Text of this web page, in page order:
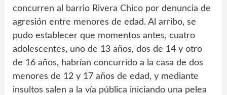
concurren al barrio Rivera Chico por denuncia de
agresión entre menores de edad. Al arribo, se
pudo establecer que momentos antes, cuatro
adolescentes, uno de 13 años, dos de 14 y otro
de 16 años, habrían concurrido a la casa de dos
menores de 12 y 17 años de edad, y mediante
insultos salen a la vía pública iniciando una pelea